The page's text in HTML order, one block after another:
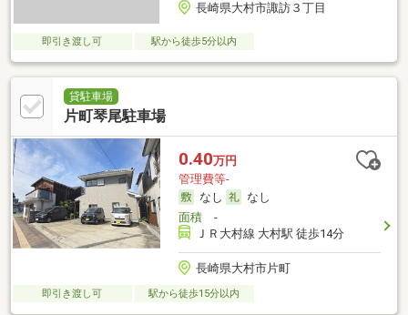
長崎県大村市諏訪３丁目
即引き渡し可 駅から徒歩5分以内
貸駐車場
片町琴尾駐車場
0.40万円
管理費等-
なし
なし
面積-
ＪＲ大村線 大村駅 徒歩14分
長崎県大村市片町
即引き渡し可 駅から徒歩15分以内